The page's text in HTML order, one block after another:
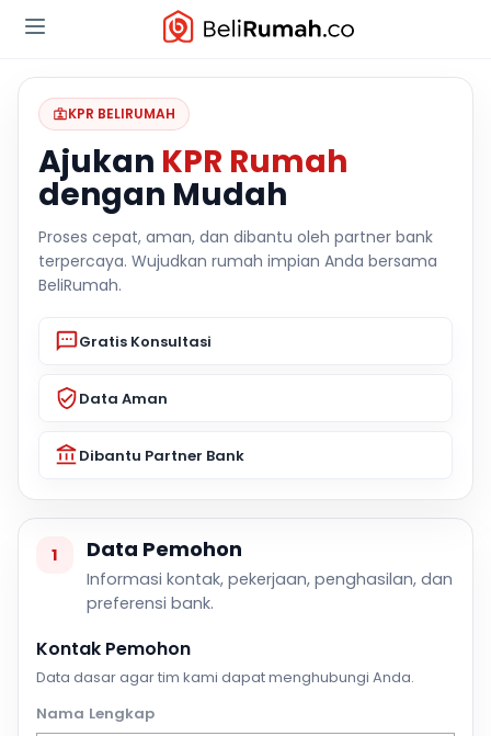
KPR BELIRUMAH
Ajukan KPR Rumah
dengan Mudah
Proses cepat, aman, dan dibantu oleh partner bank
terpercaya. Wujudkan rumah impian Anda bersama
BeliRumah.
Gratis Konsultasi
Data Aman
Dibantu Partner Bank
1 Data Pemohon
Informasi kontak, pekerjaan, penghasilan, dan
preferensi bank.
Kontak Pemohon
Data dasar agar tim kami dapat menghubungi Anda.
Nama Lengkap